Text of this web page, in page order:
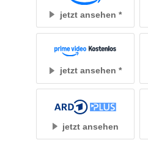
jetzt ansehen
jetzt ansehen
jetzt ansehen